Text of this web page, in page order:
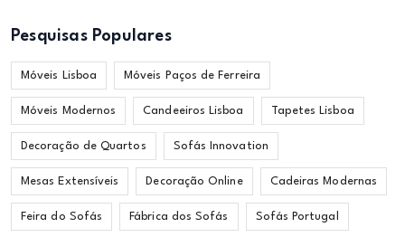
Pesquisas Populares
Móveis Lisboa Móveis Paços de Ferreira
Móveis Modernos Candeeiros Lisboa Tapetes Lisboa
Decoração de Quartos Sofás Innovation
Mesas Extensíveis Decoração Online Cadeiras Modernas
Feira do Sofás Fábrica dos Sofás Sofás Portugal